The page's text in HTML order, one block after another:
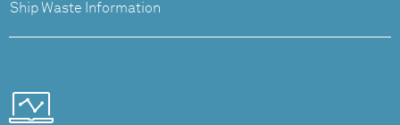
Ship Waste Information